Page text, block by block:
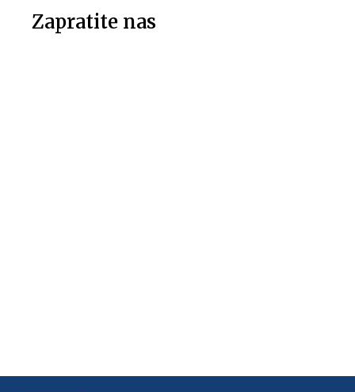
Zapratite nas